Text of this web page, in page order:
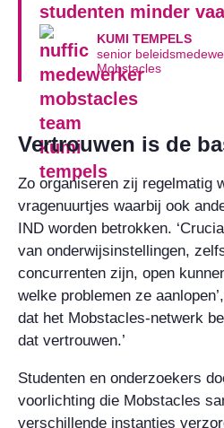
studenten minder
KUMI TEMPELS
senior
Mobstacles
Vertrouwen is de
Zo organiseren zij regelmatig
vragenuurtjes waarbij ook
IND worden betrokken.
van onderwijsinstellingen,
concurrenten zijn, open
welke problemen ze
dat het Mobstacles-netwerk
dat vertrouwen.’
Studenten en onderzoekers
voorlichting die Mobstacles
verschillende instanties